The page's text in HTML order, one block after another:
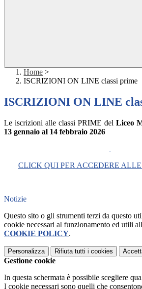
Home >
ISCRIZIONI ON LINE classi prime
ISCRIZIONI ON LINE
Le iscrizioni alle classi PRIME del Liceo
13 gennaio al 14 febbraio 2026
CLICK QUI PER ACCEDERE
Notizie
Questo sito o gli strumenti terzi da questo
cookie necessari al funzionamento ed utili
COOKIE POLICY.
Personalizza Rifiuta tutti i cookies
Gestione cookie
In questa schermata è possibile scegliere
I cookie necessari sono quelli che